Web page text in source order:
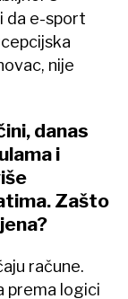
da e-sport
nije
danas
i
Zašto
račune.
prema logici